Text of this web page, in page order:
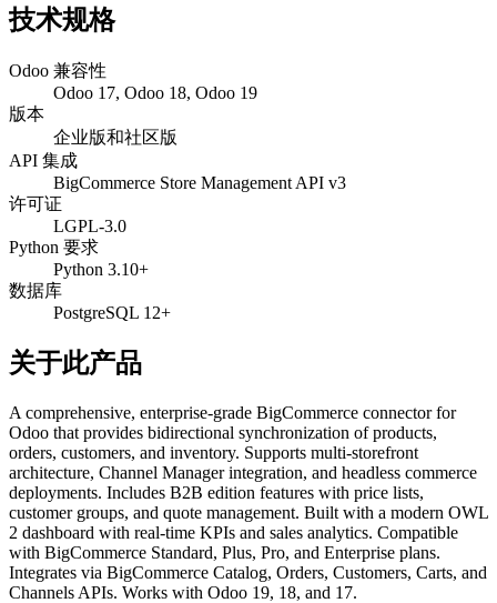
技术规格
Odoo 兼容性
Odoo 17, Odoo 18, Odoo 19
版本
企业版和社区版
API 集成
BigCommerce Store Management API v3
许可证
LGPL-3.0
Python 要求
Python 3.10+
数据库
PostgreSQL 12+
关于此产品
A comprehensive, enterprise-grade BigCommerce connector for
Odoo that provides bidirectional synchronization of products,
orders, customers, and inventory. Supports multi-storefront
architecture, Channel Manager integration, and headless commerce
deployments. Includes B2B edition features with price lists,
customer groups, and quote management. Built with a modern OWL
2 dashboard with real-time KPIs and sales analytics. Compatible
with BigCommerce Standard, Plus, Pro, and Enterprise plans.
Integrates via BigCommerce Catalog, Orders, Customers, Carts, and
Channels APIs. Works with Odoo 19, 18, and 17.